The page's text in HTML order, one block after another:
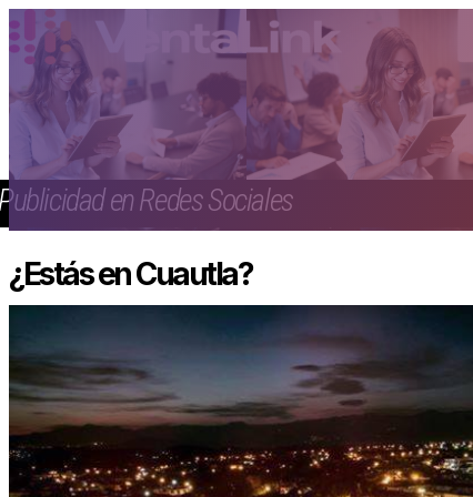
en Redes Sociales
¿Estás en Cuautla?